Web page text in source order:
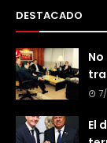
DESTACADO
El